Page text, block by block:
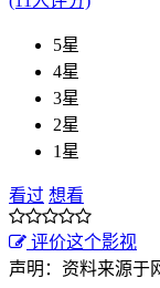
5星
4星
3星
2星
1星
看过 想看
评价这个影视
声明：资料来源于